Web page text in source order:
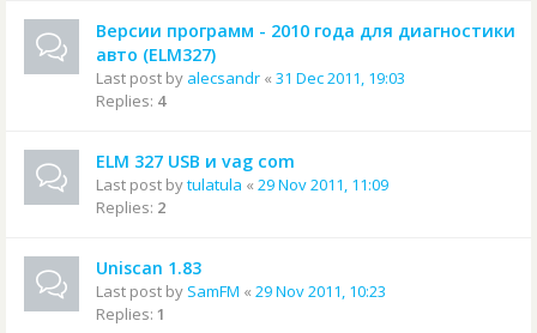
Версии программ - 2010 года для диагностики
авто (ELM327)
Last post by alecsandr « 31 Dec 2011, 19:03
Replies: 4
ELM 327 USB и vag com
Last post bytulatula « 29 Nov 2011, 11:09
Replies: 2
Uniscan 1.83
Last post by SamFM « 29 Nov 2011, 10:23
Replies: 1